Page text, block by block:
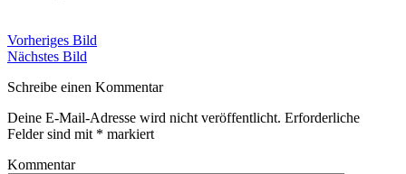
Vorheriges Bild
Nächstes Bild
Schreibe einen Kommentar
Deine E-Mail-Adresse wird nicht veröffentlicht. Erforderliche
Felder sind mit * markiert
Kommentar